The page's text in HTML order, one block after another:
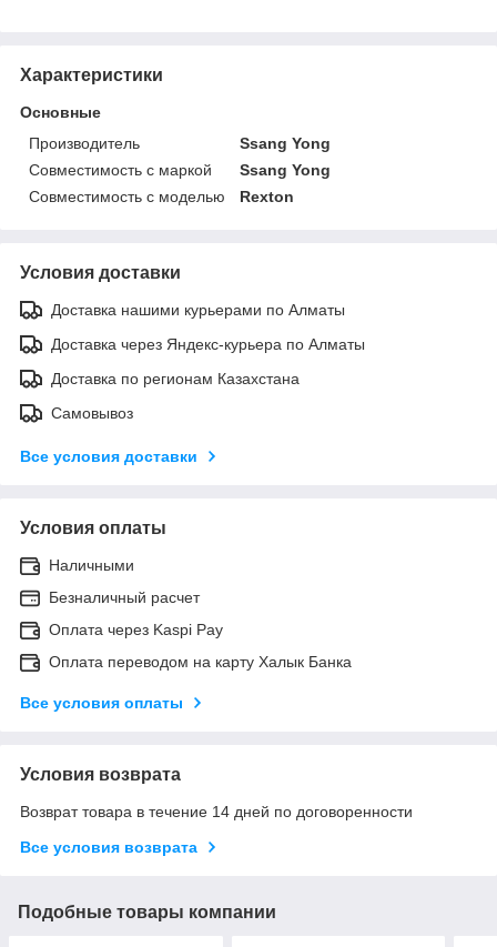
Характеристики
Основные
Производитель
Ssang Yong
Совместимость с маркой
Ssang Yong
Совместимость с моделью
Rexton
Условия доставки
Доставка нашими курьерами по Алматы
Доставка через Яндекс-курьера по Алматы
Доставка по регионам Казахстана
Самовывоз
Все условия доставки
Условия оплаты
Наличными
Безналичный расчет
Оплата через Kaspi Pay
Оплата переводом на карту Халык Банка
Все условия оплаты
Условия возврата
Возврат товара в течение 14 дней по договоренности
Все условия возврата
Подобные товары компании